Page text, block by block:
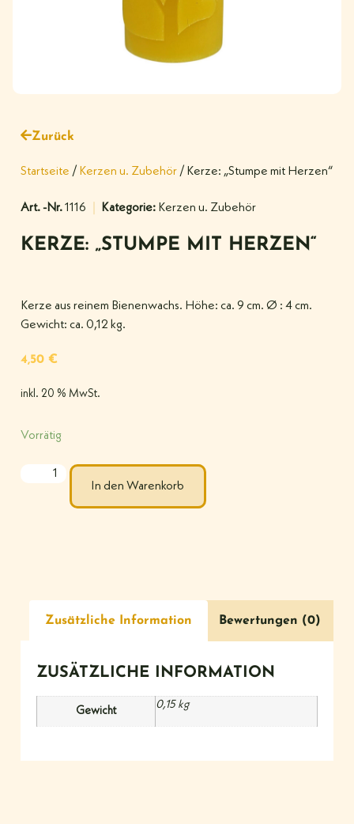
Zurück
Startseite / Kerzen u. Zubehör / Kerze: „Stumpe mit Herzen“
Art. -Nr.1116 Kategorie: Kerzen u. Zubehör
KERZE: „STUMPE MIT HERZEN“
Kerze aus reinem Bienenwachs. Höhe: ca. 9 cm. Ø : 4 cm.
Gewicht: ca. 0,12 kg.
4,50 €
inkl. 20 % MwSt.
Vorrätig
In den Warenkorb
Zusätzliche Information Bewertungen (0)
ZUSÄTZLICHE INFORMATION
Gewicht
0,15 kg